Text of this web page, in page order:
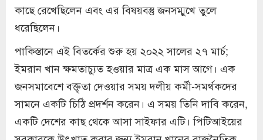
কাছে রেখেছিলেন এবং এর বিষয়ব্স্তু জনসম্মুখে তুলে
ধরেছিলেন।
পাকিস্তানে এই বিতর্কের শুরু হয় ২০২২ সালের ২৭ মার্চ;
ইমরান খান ক্ষমতাচ্যুত হওয়ার মাত্র এক মাস আগে। এক
জনসমাবেশে বক্তৃতা দেওয়ার সময় দলীয় কর্মী-সমর্থকদের
সামনে একটি চিঠি প্রদর্শন করেন। এ সময় তিনি দাবি করেন,
একটি দেশের কাছ থেকে আসা সাইফার এটি। পিটিআইয়ের